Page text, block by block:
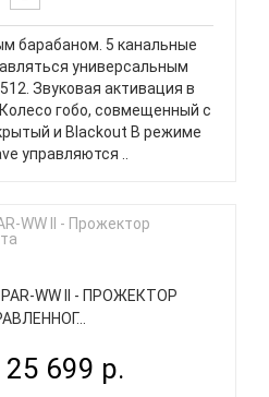
барабаном. 5 канальные
универсальным
Звуковая активация в
гобо, совмещенный с
и Blackout В режиме
управляются ..
PAR-WW II - ПРОЖЕКТОР
699 р.